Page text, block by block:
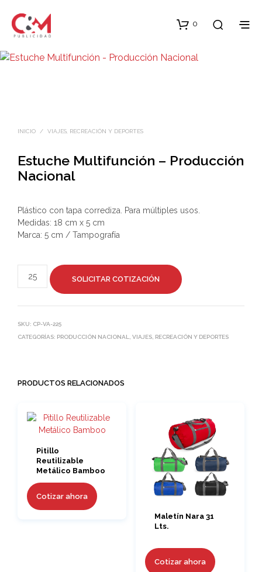
0
INICIO / VIAJES, RECREACIÓN Y DEPORTES
Estuche Multifunción – Producción
Nacional
Plástico con tapa corrediza. Para múltiples usos.
Medidas: 18 cm x 5 cm
Marca: 5 cm / Tampografía
SOLICITAR COTIZACIÓN
SKU: CP-VA-225
CATEGORÍAS: PRODUCCIÓN NACIONAL VIAJES, RECREACIÓN Y DEPORTES
PRODUCTOS RELACIONADOS
Pitillo
Reutilizable
Metálico Bamboo
Cotizar ahora
Maletín Nara 31
Lts.
Cotizar ahora